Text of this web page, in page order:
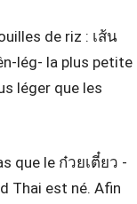
de riz : เส้น
lég- la plus petite
léger que les
que le ก๋วยเตี๋ยว -
Thai est né. Afin